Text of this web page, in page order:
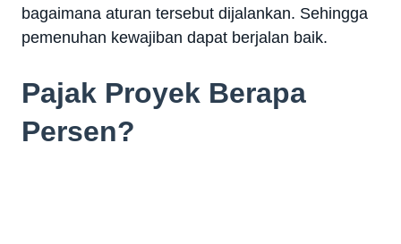
bagaimana aturan tersebut dijalankan. Sehingga
pemenuhan kewajiban dapat berjalan baik.
Pajak Proyek Berapa
Persen?